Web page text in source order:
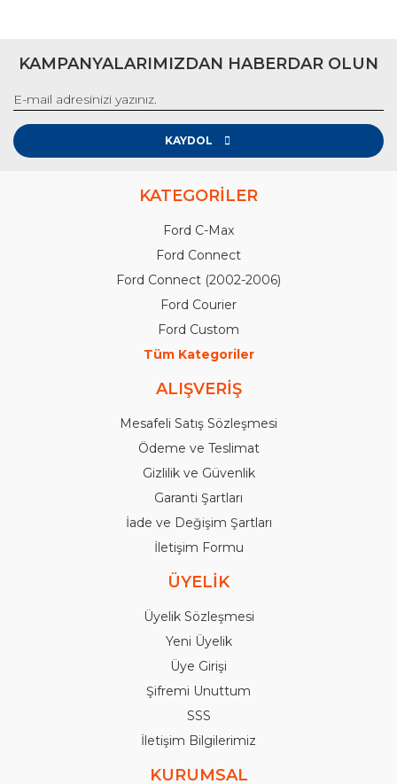
KAMPANYALARIMIZDAN HABERDAR OLUN
KAYDOL
KATEGORİLER
Ford C-Max
Ford Connect
Ford Connect (2002-2006)
Ford Courier
Ford Custom
Tüm Kategoriler
ALIŞVERİŞ
Mesafeli Satış Sözleşmesi
Ödeme ve Teslimat
Gizlilik ve Güvenlik
Garanti Şartları
İade ve Değişim Şartları
İletişim Formu
ÜYELİK
Üyelik Sözleşmesi
Yeni Üyelik
Üye Girişi
Şifremi Unuttum
SSS
İletişim Bilgilerimiz
KURUMSAL